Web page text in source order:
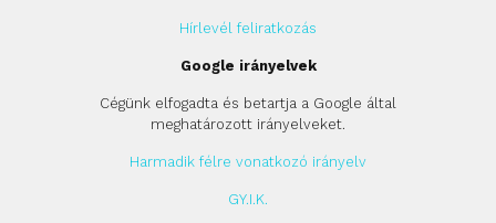
Hírlevél feliratkozás
Google irányelvek
Cégünk elfogadta és betartja a Google által
meghatározott irányelveket.
Harmadik félre vonatkozó irányelv
GY.I.K.